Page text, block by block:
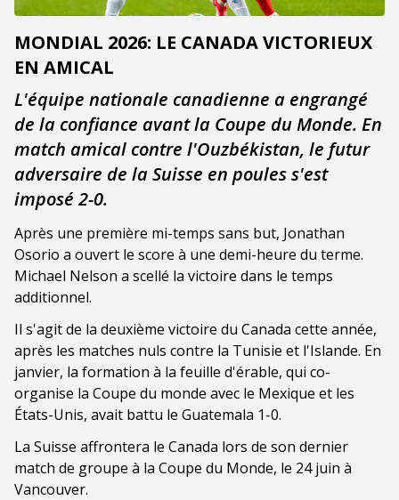
MONDIAL 2026: LE CANADA VICTORIEUX
EN AMICAL
L'équipe nationale canadienne a engrangé
de la confiance avant la Coupe du Monde. En
match amical contre l'Ouzbékistan, le futur
adversaire de la Suisse en poules s'est
imposé 2-0.
Après une première mi-temps sans but, Jonathan
Osorio a ouvert le score à une demi-heure du terme.
Michael Nelson a scellé la victoire dans le temps
additionnel.
Il s'agit de la deuxième victoire du Canada cette année,
après les matches nuls contre la Tunisie et l'Islande. En
janvier, la formation à la feuille d'érable, qui co-
organise la Coupe du monde avec le Mexique et les
États-Unis, avait battu le Guatemala 1-0.
La Suisse affrontera le Canada lors de son dernier
match de groupe à la Coupe du Monde, le 24 juin à
Vancouver.